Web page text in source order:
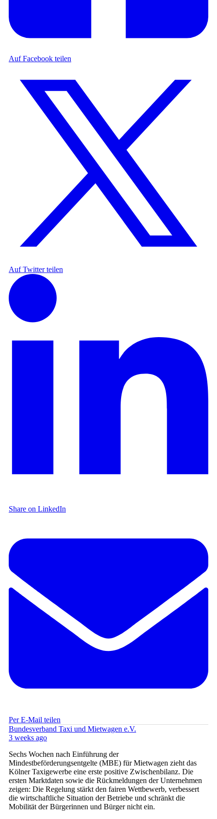
Auf Facebook teilen
Auf Twitter teilen
Share on LinkedIn
Per E-Mail teilen
Bundesverband Taxi und Mietwagen e.V.
3 weeks ago
Sechs Wochen nach Einführung der
Mindestbeförderungsentgelte (MBE) für Mietwagen zieht das
Kölner Taxigewerbe eine erste positive Zwischenbilanz. Die
ersten Marktdaten sowie die Rückmeldungen der Unternehmen
zeigen: Die Regelung stärkt den fairen Wettbewerb, verbessert
die wirtschaftliche Situation der Betriebe und schränkt die
Mobilität der Bürgerinnen und Bürger nicht ein.